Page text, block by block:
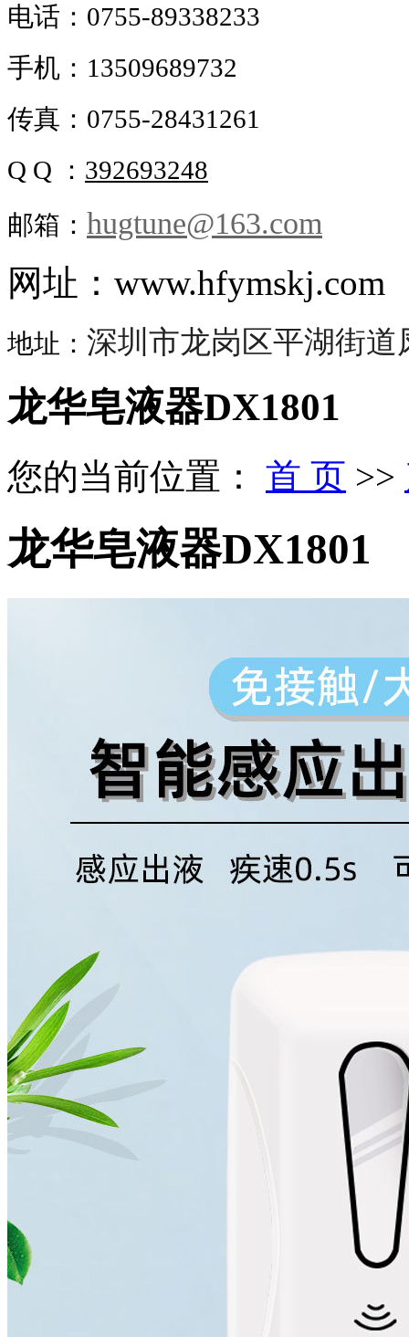
电话：0755-89338233
手机 ： 13509689732
传真：0755-28431261
Q Q ： 392693248
邮箱： hugtune@163.com
网址：www.hfymskj.com
地址： 深圳市龙岗区平湖街
龙华皂液器DX1801
您的当前位置： 首 页 >>
龙华皂液器DX1801